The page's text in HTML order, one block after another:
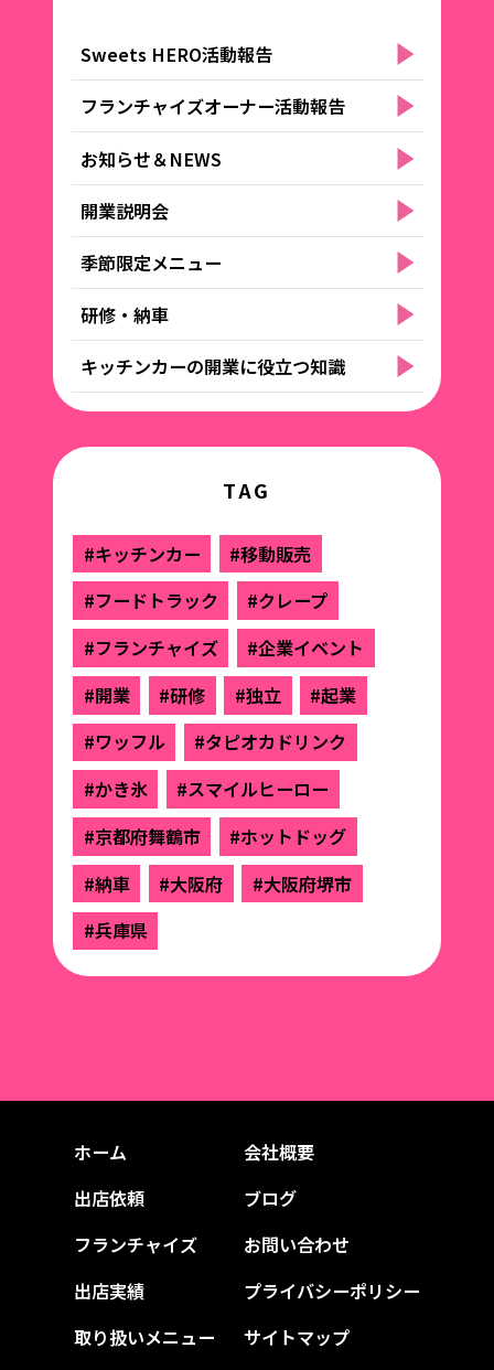
Sweets HERO活動報告
フランチャイズオーナー活動報告
お知らせ＆NEWS
開業説明会
季節限定メニュー
研修・納車
キッチンカーの開業に役立つ知識
TAG
#キッチンカー
#移動販売
#フードトラック
#クレープ
#フランチャイズ
#企業イベント
#開業
#研修 #独立
#起業
#ワッフル
#タピオカドリンク
#かき氷
#スマイルヒーロー
#京都府舞鶴市
#ホットドッグ
#納車
#大阪府
#大阪府堺市
#兵庫県
ホーム
出店依頼
フランチャイズ
出店実績
取り扱いメニュー
会社概要
ブログ
お問い合わせ
プライバシーポリシー
サイトマップ